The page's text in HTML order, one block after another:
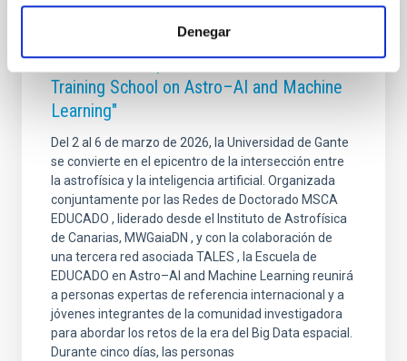
Denegar
NOTA DE PRENSA
Tres redes de doctorado europeas se
unen en Gante para la "Third EDUCADO
Training School on Astro–AI and Machine
Learning"
Del 2 al 6 de marzo de 2026, la Universidad de Gante
se convierte en el epicentro de la intersección entre
la astrofísica y la inteligencia artificial. Organizada
conjuntamente por las Redes de Doctorado MSCA
EDUCADO , liderado desde el Instituto de Astrofísica
de Canarias, MWGaiaDN , y con la colaboración de
una tercera red asociada TALES , la Escuela de
EDUCADO en Astro–AI and Machine Learning reunirá
a personas expertas de referencia internacional y a
jóvenes integrantes de la comunidad investigadora
para abordar los retos de la era del Big Data espacial.
Durante cinco días, las personas